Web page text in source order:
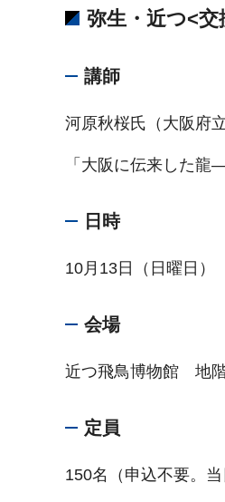
弥生・近つ<交
講師
河原秋桜氏（大阪府
「大阪に伝来した
日時
10月13日（日曜日
会場
近つ飛鳥博物館 地
定員
150名（申込不要。当